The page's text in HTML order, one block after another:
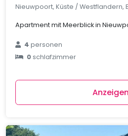
Nieuwpoort, Küste / Westflandern,
Apartment mit Meerblick in
4personen
0schlafzimmer
Anzeigen